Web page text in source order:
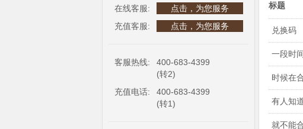
4399乱世诸侯 4399山河图志
在线客服:
点击，为您服务
充值客服:
点击，为您服务
客服热线:
400-683-4399
(转2)
充值电话:
400-683-4399
(转1)
标题
兑换码
一段时
时候在
有人知
就不能